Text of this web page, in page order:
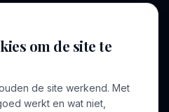
VOOR CONSULTANTS
Inloggen
om de site te
de site werkend. Met
werkt en wat niet,